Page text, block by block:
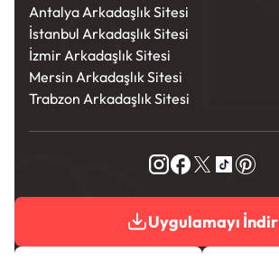
Antalya Arkadaşlık Sitesi
İstanbul Arkadaşlık Sitesi
İzmir Arkadaşlık Sitesi
Mersin Arkadaşlık Sitesi
Trabzon Arkadaşlık Sitesi
Uygulamayı İndir